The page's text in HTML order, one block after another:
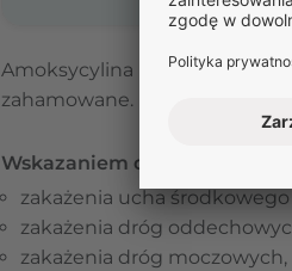
Amoksycylina należy do
zahamowane. Kwas
Wskazaniem do stosowania
zakażenia ucha
zakażenia dróg
zakażenia dróg moczowych,